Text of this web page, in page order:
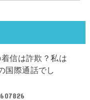
信は詐欺？私は
国際通話でし
607826